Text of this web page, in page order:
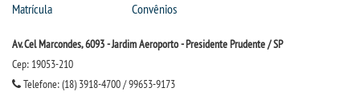
Matrícula
Convênios
Av. Cel Marcondes, 6093 - Jardim Aeroporto - Presidente Prudente / SP
Cep: 19053-210
Telefone: (18) 3918-4700 / 99653-9173